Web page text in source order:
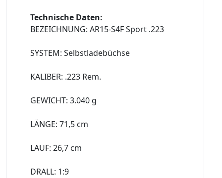
Technische Daten:
BEZEICHNUNG: AR15-S4F Sport .223
SYSTEM: Selbstladebüchse
KALIBER: .223 Rem.
GEWICHT: 3.040 g
LÄNGE: 71,5 cm
LAUF: 26,7 cm
DRALL: 1:9